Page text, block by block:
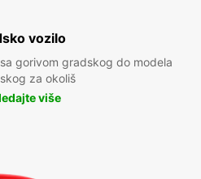
vozilo
gorivom gradskog do modela
za okoliš
više